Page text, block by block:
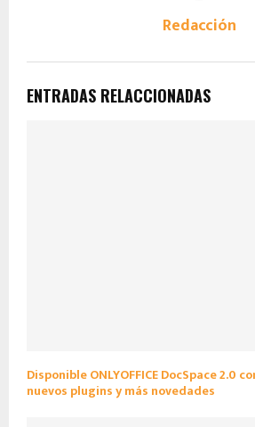
Redacción
ENTRADAS RELACCIONADAS
Disponible ONLYOFFICE DocSpace 2.0
nuevos plugins y más novedades